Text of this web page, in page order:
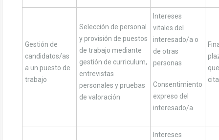
Gestión de
candidatos/as
a un puesto de
trabajo
Selección de personal
y provisión de puestos
de trabajo mediante
gestión de curriculum,
entrevistas
personales y pruebas
de valoración
Intereses
vitales del
interesado/a o
de otras
personas
Consentimiento
expreso del
interesado/a
cita
Intereses